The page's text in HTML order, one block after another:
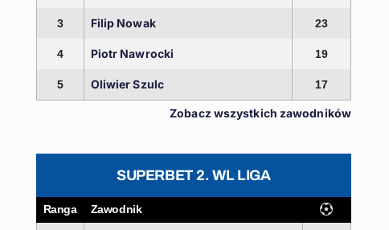
3 Filip Nowak 23
4 Piotr Nawrocki 19
5 Oliwier Szulc 17
Zobacz wszystkich zawodników
SUPERBET 2. WL LIGA
Ranga Zawodnik